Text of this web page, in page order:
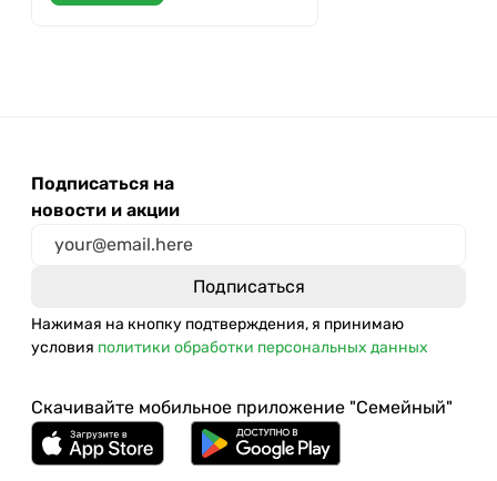
Подписаться на
новости и акции
Нажимая на кнопку подтверждения, я принимаю
условия политики обработки персональных данных
Скачивайте мобильное приложение "Семейный"